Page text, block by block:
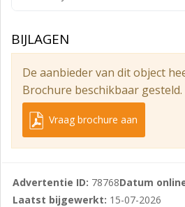
Maat NVO (m2) VVO(m2)
S 15,9 20,7 2 € 699
M 19,2 25,3 3 € 899
L 28,2 38,1 4 € 1149
XL 47,3 63,4 7 € 1349
Beschikbaar (huurprijs per
BIJLAGEN
De aanbieder van dit object
Brochure beschikbaar gesteld.
Vraag brochure aan
Advertentie ID: 78768Datum
Laatst bijgewerkt: 15-07-2026